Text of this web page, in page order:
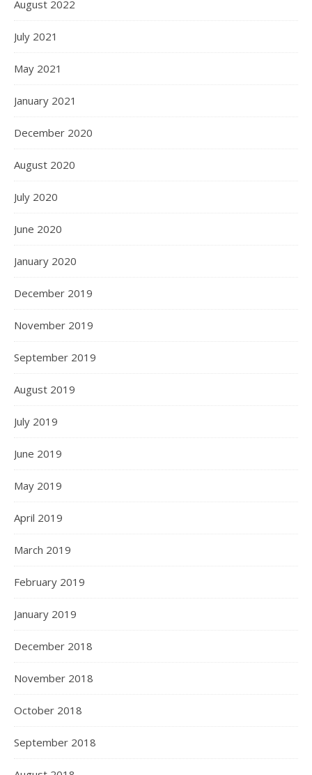
August 2022
July 2021
May 2021
January 2021
December 2020
August 2020
July 2020
June 2020
January 2020
December 2019
November 2019
September 2019
August 2019
July 2019
June 2019
May 2019
April 2019
March 2019
February 2019
January 2019
December 2018
November 2018
October 2018
September 2018